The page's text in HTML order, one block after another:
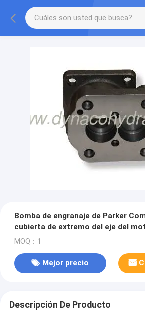
Bomba de engranaje de Parker
cubierta de extremo del eje del
MOQ：1
Mejor precio
Descripción De Producto